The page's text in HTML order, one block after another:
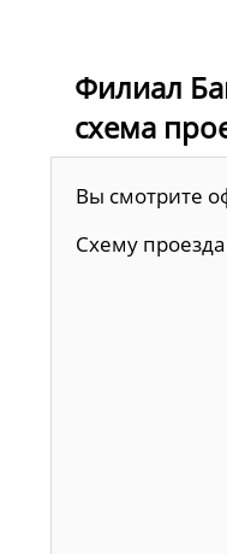
Филиал
схема
Вы смотрите
Схему